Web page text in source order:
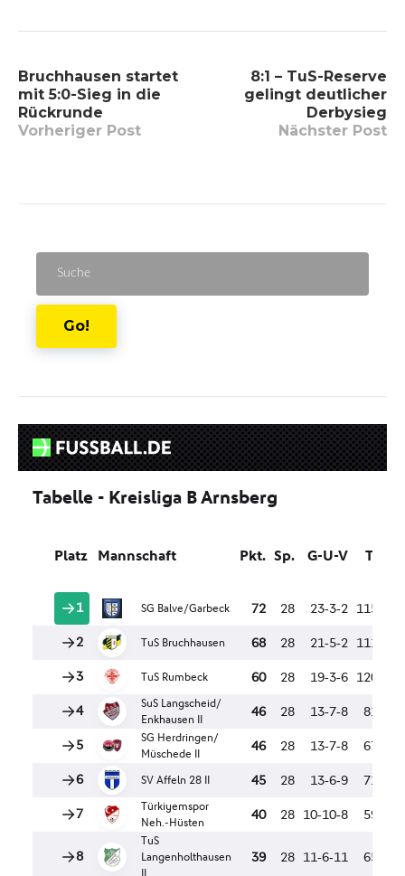
Bruchhausen startet
mit 5:0-Sieg in die
Rückrunde
Vorheriger Post
8:1 – TuS-Reserve
gelingt deutlicher
Derbysieg
Nächster Post
Go!